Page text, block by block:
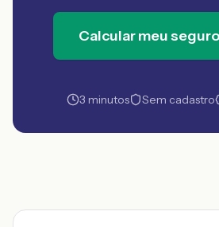
Calcular meu
3 minutos Sem cadastro